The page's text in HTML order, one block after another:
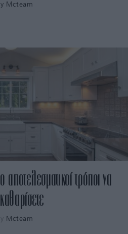
Mcteam
αποτελεσματικοί τρόποι να
Mcteam